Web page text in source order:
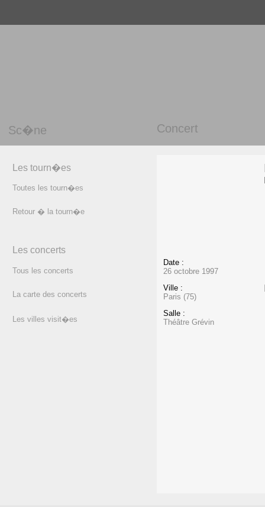
Sc�ne Concert
Les tourn�es
Toutes les tourn�es
Retour � la tourn�e
Les concerts
Tous les concerts
La carte des concerts
Les villes visit�es
Date :
26 octobre 1997
Ville :
Paris (75)
Salle :
Théâtre Grévin